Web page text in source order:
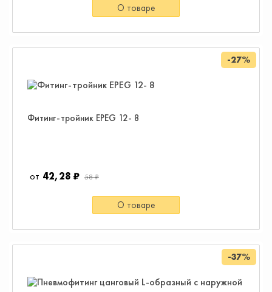
О товаре
Фитинг-тройник EPEG 12- 8
-27%
42,28 ₽ 58 ₽
О товаре
-37%